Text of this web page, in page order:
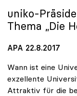
uniko-
Thema „Die
APA 22.8.2017
Wann ist eine
exzellente
Attraktiv für die